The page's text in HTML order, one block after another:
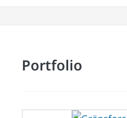
Portfolio